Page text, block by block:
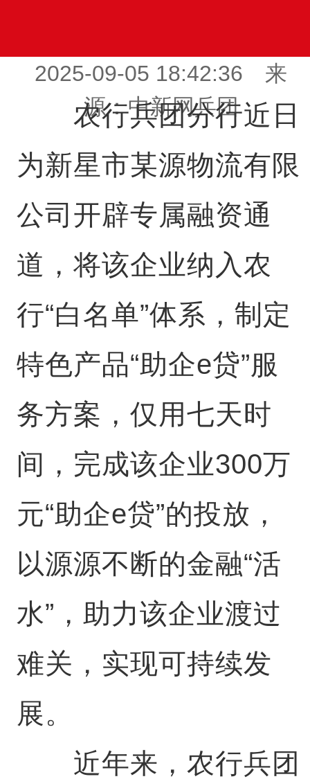
2025-09-05 18:42:36 来
源：中新网兵团
农行兵团分行近日
为新星市某源物流有限
公司开辟专属融资通
道，将该企业纳入农
行“白名单”体系，制定
特色产品“助企e贷”服
务方案，仅用七天时
间，完成该企业300万
元“助企e贷”的投放，
以源源不断的金融“活
水”，助力该企业渡过
难关，实现可持续发
展。
近年来，农行兵团